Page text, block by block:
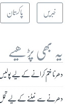
خبریں پاکستان
یہ بھی پڑھیے
دھرنا ختم کرانے کے لیے
دھرنے سے نمٹنے کے لیے